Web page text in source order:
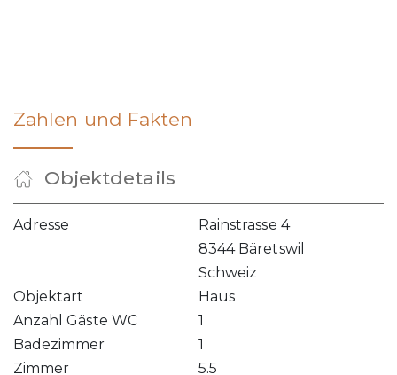
Zahlen und Fakten
Objektdetails
Adresse
Rainstrasse 4
8344 Bäretswil
Schweiz
Objektart
Haus
Anzahl Gäste WC
1
Badezimmer
1
Zimmer
5.5